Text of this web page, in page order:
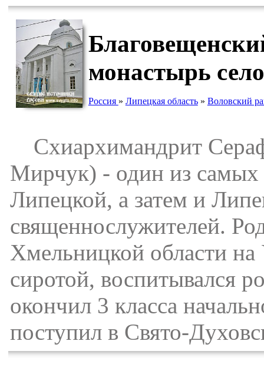
монастырь
Россия » Липецкая область» Воловский
Схиархимандрит
Мирчук) - один из самых
Липецкой, а затем и
священнослужителей.
Хмельницкой области
сиротой, воспитывался
окончил 3 класса
поступил в Свято-